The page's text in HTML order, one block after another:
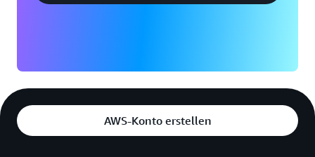
AWS-Konto erstellen